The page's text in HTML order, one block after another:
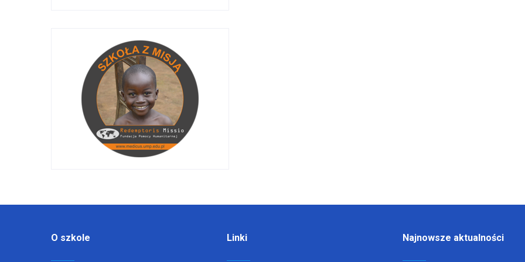
O szkole Linki Najnowsze aktualności